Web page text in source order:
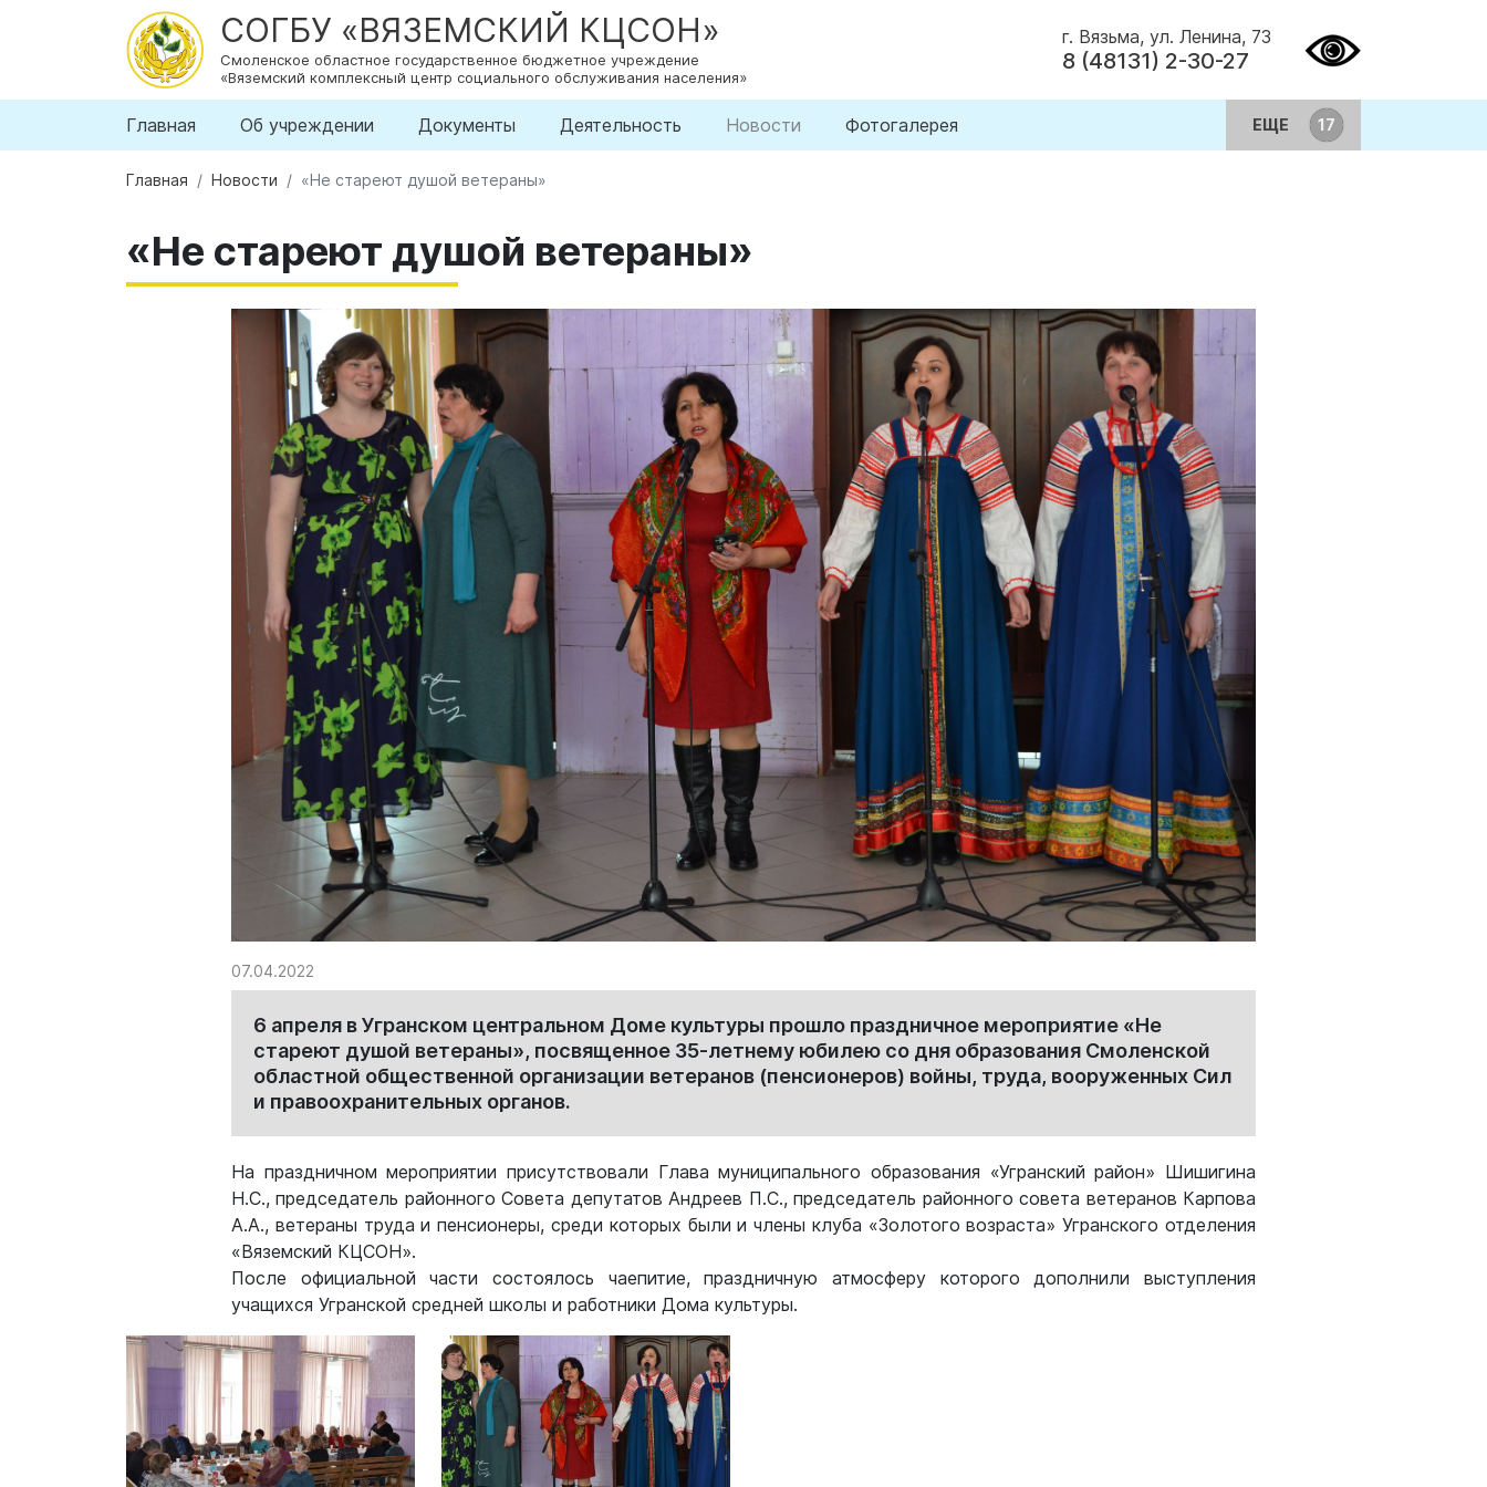
СОГБУ «ВЯЗЕМСКИЙ КЦСОН»
Смоленское областное государственное бюджетное учреждение
«Вяземский комплексный центр социального обслуживания населения»
г. Вязьма, ул. Ленина, 73
8 (48131) 2-30-27
Главная Об учреждении Документы Деятельность Новости Фотогалерея ЕЩЕ
Главная Новости «Не стареют душой ветераны»
«Не стареют душой ветераны»
07.04.2022
6 апреля в Угранском центральном Доме культуры прошло праздничное мероприятие «Не
стареют душой ветераны», посвященное 35-летнему юбилею со дня образования Смоленской
областной общественной организации ветеранов (пенсионеров) войны, труда, вооруженных Сил
и правоохранительных органов.
На праздничном мероприятии присутствовали Глава муниципального образования «Угранский район» Шишигина
Н.С., председатель районного Совета депутатов Андреев П.С., председатель районного совета ветеранов Карпова
А.А., ветераны труда и пенсионеры, среди которых были и члены клуба «Золотого возраста» Угранского отделения
«Вяземский КЦСОН».
После официальной части состоялось чаепитие, праздничную атмосферу которого дополнили выступления
учащихся Угранской средней школы и работники Дома культуры.